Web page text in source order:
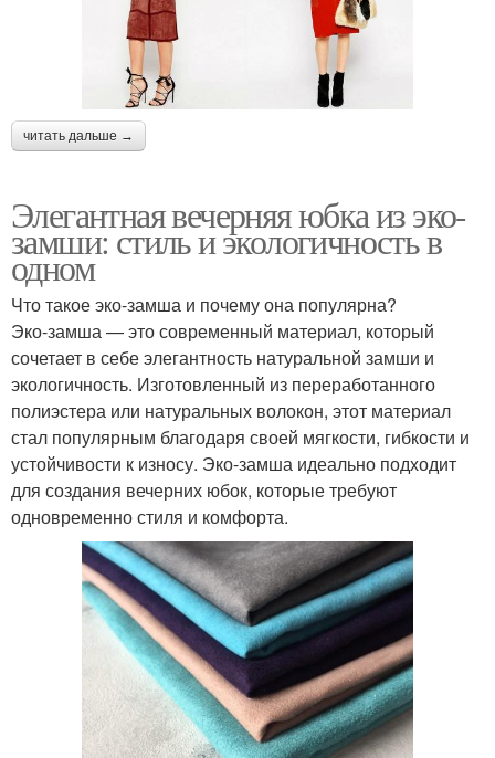
читать дальше →
Элегантная вечерняя юбка из эко-
замши: стиль и экологичность в
одном
Что такое эко-замша и почему она популярна?
Эко-замша — это современный материал, который
сочетает в себе элегантность натуральной замши и
экологичность. Изготовленный из переработанного
полиэстера или натуральных волокон, этот материал
стал популярным благодаря своей мягкости, гибкости и
устойчивости к износу. Эко-замша идеально подходит
для создания вечерних юбок, которые требуют
одновременно стиля и комфорта.